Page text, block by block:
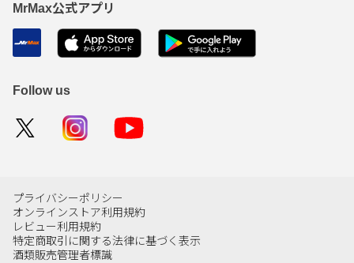
MrMax公式アプリ
Follow us
プライバシーポリシー
オンラインストア利用規約
レビュー利用規約
特定商取引に関する法律に基づく表示
酒類販売管理者標識